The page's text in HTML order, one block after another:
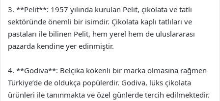
3. **Pelit**: 1957 yılında kurulan Pelit, çikolata ve tatlı
sektöründe önemli bir isimdir. Çikolata kaplı tatlıları ve
pastaları ile bilinen Pelit, hem yerel hem de uluslararası
pazarda kendine yer edinmiştir.
4. **Godiva**: Belçika kökenli bir marka olmasına rağmen
Türkiye’de de oldukça popülerdir. Godiva, lüks çikolata
ürünleri ile tanınmakta ve özel günlerde tercih edilmektedir.